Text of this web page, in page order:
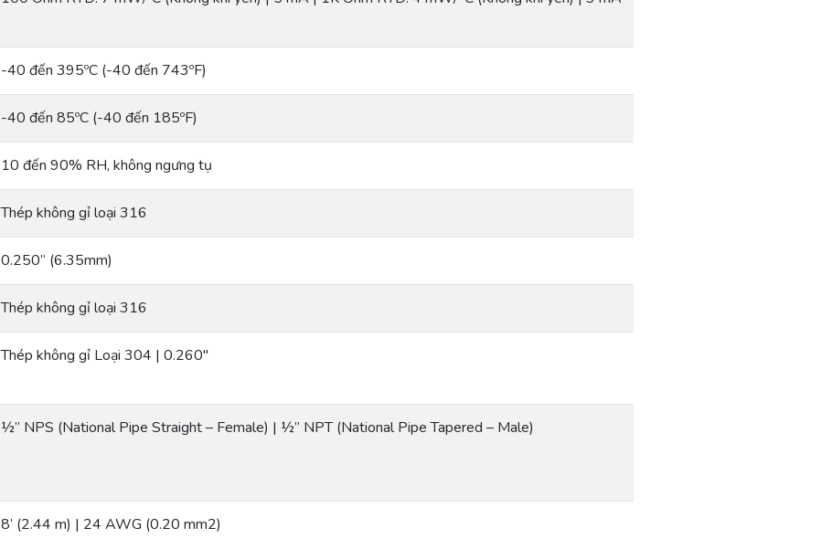
-40 đến 395ºC (-40 đến 743ºF)
-40 đến 85ºC (-40 đến 185ºF)
10 đến 90% RH, không ngưng tụ
Thép không gỉ loại 316
0.250” (6.35mm)
Thép không gỉ loại 316
Thép không gỉ Loại 304 | 0.260″
½” NPS (National Pipe Straight – Female) | ½” NPT (National Pipe Tapered – Male)
8’ (2.44 m) | 24 AWG (0.20 mm2)